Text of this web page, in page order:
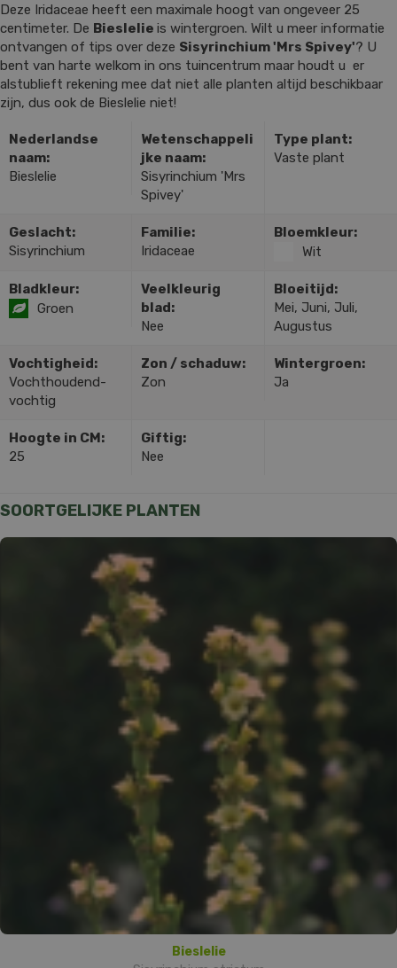
Deze Iridaceae heeft een maximale hoogt van ongeveer 25
centimeter. De Bieslelie is wintergroen. Wilt u meer informatie
ontvangen of tips over deze Sisyrinchium 'Mrs Spivey'? U
bent van harte welkom in ons tuincentrum maar houdt u er
alstublieft rekening mee dat niet alle planten altijd beschikbaar
zijn, dus ook de Bieslelie niet!
Nederlandse
naam:
Bieslelie
Wetenschappeli
jke naam:
Sisyrinchium 'Mrs
Spivey'
Type plant:
Vaste plant
Geslacht:
Sisyrinchium
Familie:
Iridaceae
Bloemkleur:
Wit
Bladkleur:
Groen
Veelkleurig
blad:
Nee
Bloeitijd:
Mei, Juni, Juli,
Augustus
Vochtigheid:
Vochthoudend-
vochtig
Zon / schaduw:
Zon
Wintergroen:
Ja
Hoogte in CM:
25
Giftig:
Nee
SOORTGELIJKE PLANTEN
Bieslelie